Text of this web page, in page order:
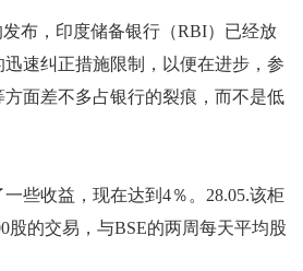
布，印度储备银行（RBI）已经放
速纠正措施限制，以便在进步，参
面差不多占银行的裂痕，而不是低
些收益，现在达到4％。28.05.该柜
股的交易，与BSE的两周每天平均股